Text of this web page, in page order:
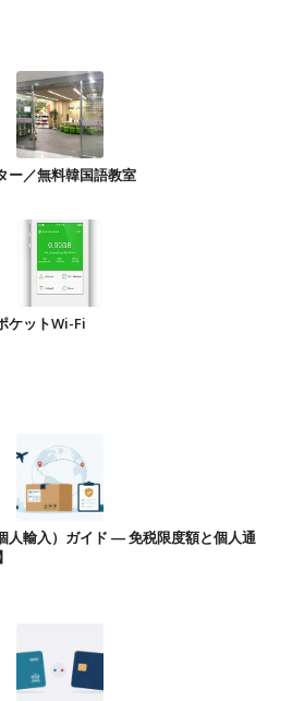
ー／無料韓国語教室
ケットWi-Fi
人輸入）ガイド ― 免税限度額と個人通